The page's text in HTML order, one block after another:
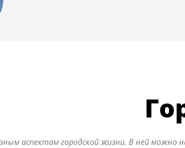
аспектам городской жизни. В ней